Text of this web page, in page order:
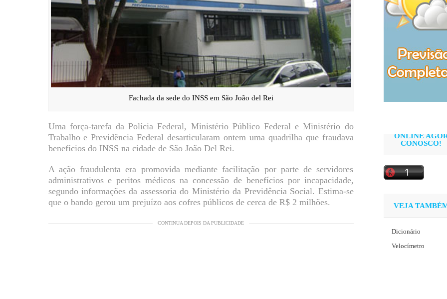
Fachada da sede do INSS em São João del Rei
Uma força-tarefa da Polícia Federal, Ministério Público Federal e Ministério do
Trabalho e Previdência Federal desarticularam ontem uma quadrilha que fraudava
benefícios do INSS na cidade de São João Del Rei.
A ação fraudulenta era promovida mediante facilitação por parte de servidores
administrativos e peritos médicos na concessão de benefícios por incapacidade,
segundo informações da assessoria do Ministério da Previdência Social. Estima-se
que o bando gerou um prejuízo aos cofres públicos de cerca de R$ 2 milhões.
CONTINUA DEPOIS DA PUBLICIDADE
ONLINE
CONOSCO!
VEJA
Dicionário
Velocímetro